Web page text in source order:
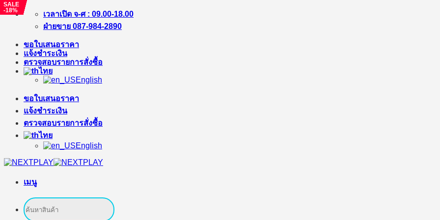
ข้าม
เนื้อหา
เวลาเปิด จ-ศ : 09.00-18.00
ฝ่ายขาย 087-984-2890
ขอใบเสนอราคา
แจ้งชำระเงิน
ตรวจสอบรายการสั่งซื้อ
ไทย
English
ขอใบเสนอราคา
แจ้งชำระเงิน
ตรวจสอบรายการสั่งซื้อ
ไทย
English
เมนู
ค้นหา:
SALE
-11%
SALE
-14%
SALE
-20%
SALE
-20%
SALE
-39%
SALE
-39%
SALE
-31%
SALE
-15%
SALE
-15%
SALE
-60%
SALE
-39%
SALE
-20%
SALE
-22%
SALE
-18%